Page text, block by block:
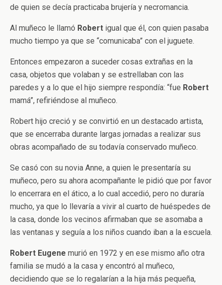
de quien se decía practicaba brujería y necromancia.
Al muñeco le llamó Robert igual que él, con quien pasaba
mucho tiempo ya que se “comunicaba” con el juguete.
Entonces empezaron a suceder cosas extrañas en la
casa, objetos que volaban y se estrellaban con las
paredes y a lo que el hijo siempre respondía: “fue Robert
mamá”, refiriéndose al muñeco.
Robert hijo creció y se convirtió en un destacado artista,
que se encerraba durante largas jornadas a realizar sus
obras acompañado de su todavía conservado muñeco.
Se casó con su novia Anne, a quien le presentaría su
muñeco, pero su ahora acompañante le pidió que por favor
lo encerrara en el ático, a lo cual accedió, pero no duraría
mucho, ya que lo llevaría a vivir al cuarto de huéspedes de
la casa, donde los vecinos afirmaban que se asomaba a
las ventanas y seguía a los niños cuando iban a la escuela.
Robert Eugene murió en 1972 y en ese mismo año otra
familia se mudó a la casa y encontró al muñeco,
decidiendo que se lo regalarían a la hija más pequeña,